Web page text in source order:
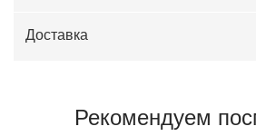
Доставка
Рекомендуем